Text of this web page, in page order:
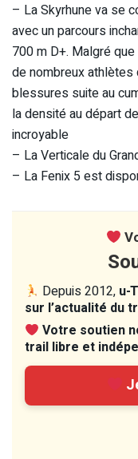
– La Skyrhune va se
avec un parcours
700 m D+. Malgré
de nombreux
blessures suite au
la densité au départ
incroyable
– La Verticale du
– La Fenix 5 est
Depuis 2012, u-
sur l’actualité du
Votre soutien
trail libre et